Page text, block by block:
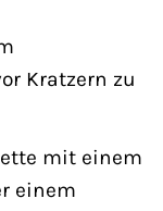
Kratzern zu
mit einem
einem